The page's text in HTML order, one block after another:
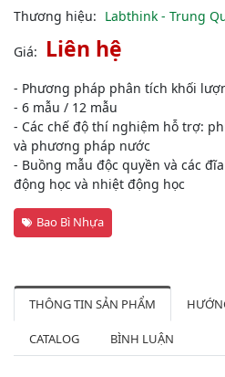
Thương hiệu: Labthink - Trung
Giá: Liên hệ
- Phương pháp phân tích khối
- 6 mẫu / 12 mẫu
- Các chế độ thí nghiệm hỗ trợ:
và phương pháp nước
- Buồng mẫu độc quyền và các
động học và nhiệt động học
Bao Bì Nhựa
THÔNG TIN SẢN PHẨM
CATALOG BÌNH LUẬN